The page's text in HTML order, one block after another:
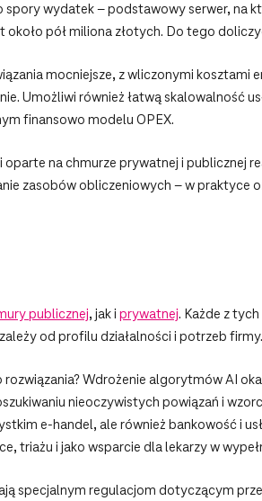
wydatek – podstawowy serwer, na
pół miliona złotych. Do tego
mocniejsze, z wliczonymi kosztami
Umożliwi również łatwą skalowalność
finansowo modelu OPEX.
na chmurze prywatnej i publicznej
zasobów obliczeniowych – w praktyce
publicznej, jak i prywatnej. Każde z
od profilu działalności i potrzeb firmy.
Wdrożenie algorytmów AI
nieoczywistych powiązań i
e-handel, ale również bankowość i
triażu i jako wsparcie dla lekarzy w
specjalnym regulacjom dotyczącym